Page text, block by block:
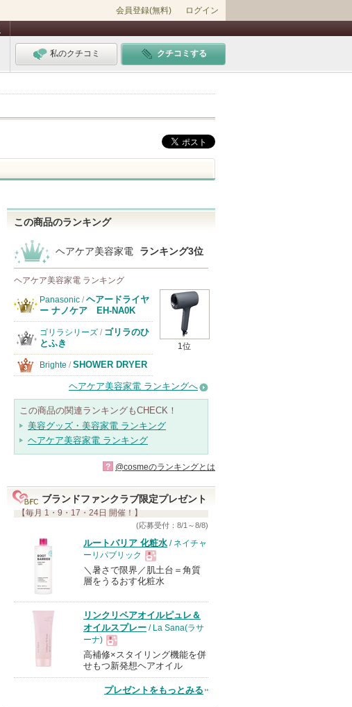
会員登録(無料) ログイン
私のクチコミ クチコミする
この商品のランキング
ヘアケア美容家電 ランキング3位
ヘアケア美容家電 ランキング
1位
Panasonic / ヘアードライヤ
ー ナノケア EH-NA0K
ゴリラシリーズ / ゴリラのひ
とふき
Brighte / SHOWER DRYER
ヘアケア美容家電 ランキングへ
この商品の関連ランキングもCHECK！
美容グッズ・美容家電 ランキング
ヘアケア美容家電 ランキング
? @cosmeのランキングとは
ブランドファンクラブ限定プレゼント
【毎月 1・9・17・24日 開催！】
(応募受付：8/1～8/8)
ルートバリア 化粧水 / ネイチャ
ーリパブリック
現
品
＼暑さで限界／肌土台＝角質
層をうるおす化粧水
リンクリペアオイルピュレ＆
オイルスプレー / La Sana(ラサ
ーナ)
現
品
高補修×スタイリング機能を併
せもつ新発想ヘアオイル
プレゼントをもっとみる